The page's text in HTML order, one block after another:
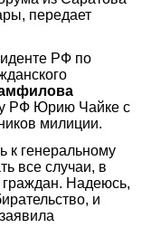
передает
РФ по
РФ Юрию Чайке с
милиции.
к генеральному
все случаи, в
Надеюсь,
и